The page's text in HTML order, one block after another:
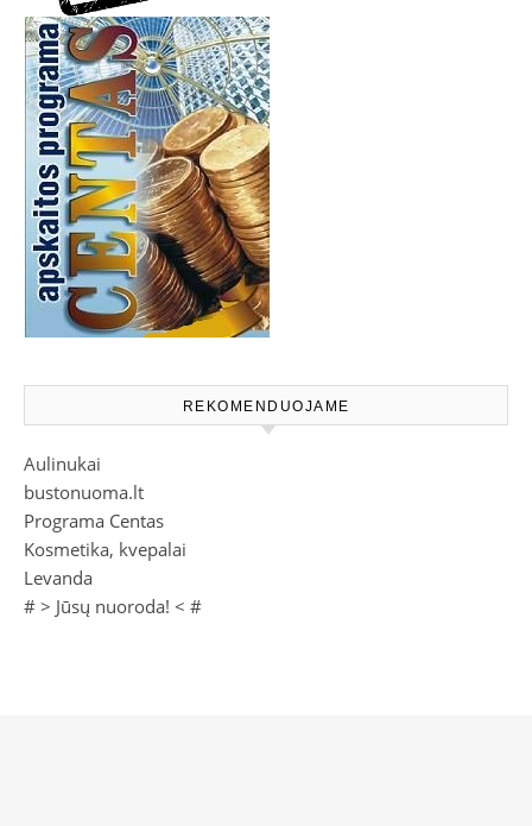
REKOMENDUOJAME
Aulinukai
bustonuoma.lt
Programa Centas
Kosmetika, kvepalai
Levanda
# > Jūsų nuoroda! < #